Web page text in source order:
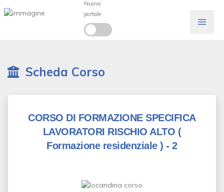
Scheda Corso
CORSO DI FORMAZIONE SPECIFICA
LAVORATORI RISCHIO ALTO (
Formazione residenziale ) - 2